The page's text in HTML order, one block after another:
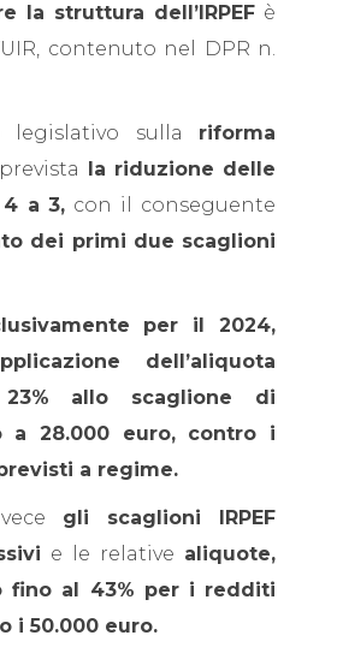
la struttura dell’IRPEF è
contenuto nel DPR n.
legislativo sulla riforma
la riduzione delle
a 3, con il conseguente
dei primi due scaglioni
per il 2024,
dell’aliquota
23% allo scaglione di
a 28.000 euro, contro i
a regime.
gli scaglioni IRPEF
e le relative aliquote,
fino al 43% per i redditi
i 50.000 euro.